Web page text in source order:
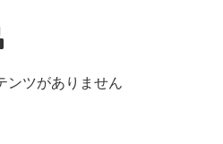
ンツがありません